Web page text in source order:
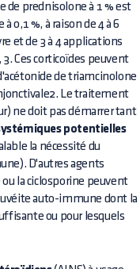
de prednisolone à 1 % est
0,1 %, à raison de 4 à 6
et de 3 à 4 applications
Ces corticoïdes peuvent
de triamcinolone
Le traitement
ne doit pas démarrer tant
potentielles
la nécessité du
D'autres agents
la ciclosporine peuvent
auto-immune dont la
ou pour lesquels